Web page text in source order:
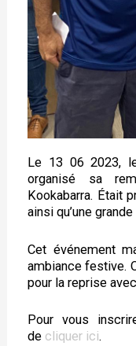
Le 13 06 2023,
organisé sa
Kookabarra. Était
ainsi qu’une
Cet événement
ambiance festive.
pour la reprise
Pour vous
de cliquer ici.